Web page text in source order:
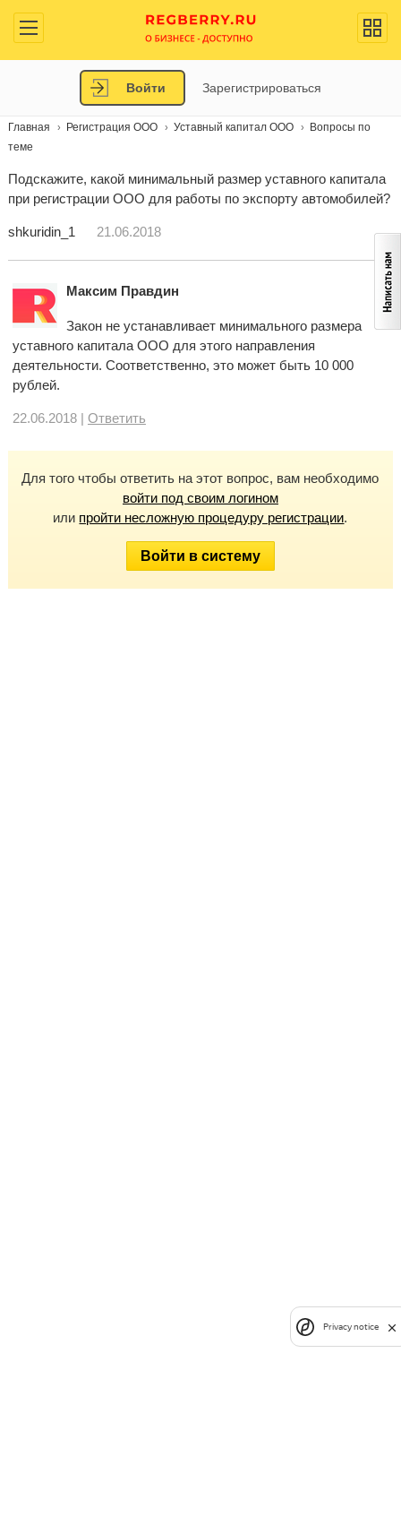
Войти Зарегистрироваться
Главная Регистрация ООО Уставный капитал ООО
Вопросы по
теме
Подскажите, какой минимальный размер уставного капитала
при регистрации ООО для работы по экспорту автомобилей?
shkuridin_1 21.06.2018
Максим Правдин
Закон не устанавливает минимального размера
уставного капитала ООО для этого направления
деятельности. Соответственно, это может быть 10 000
рублей.
22.06.2018 | Ответить
Для того чтобы ответить на этот вопрос, вам необходимо
войти под своим логином
или пройти несложную процедуру регистрации.
Войти в систему
Privacy notice